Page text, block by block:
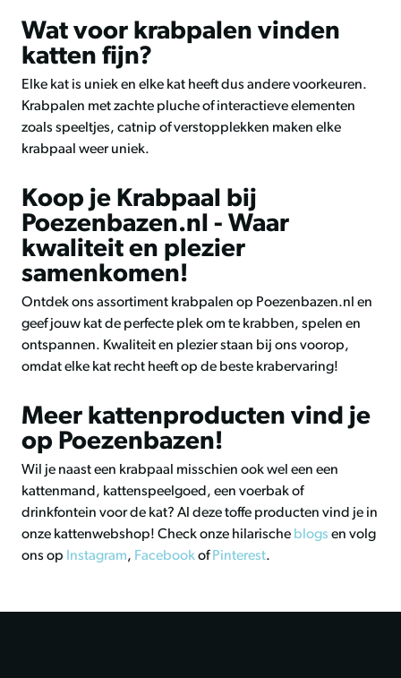
Wat voor krabpalen vinden
katten fijn?
Elke kat is uniek en elke kat heeft dus andere voorkeuren.
Krabpalen met zachte pluche of interactieve elementen
zoals speeltjes, catnip of verstopplekken maken elke
krabpaal weer uniek.
Koop je Krabpaal bij
Poezenbazen.nl - Waar
kwaliteit en plezier
samenkomen!
Ontdek ons assortiment krabpalen op Poezenbazen.nl en
geef jouw kat de perfecte plek om te krabben, spelen en
ontspannen. Kwaliteit en plezier staan bij ons voorop,
omdat elke kat recht heeft op de beste krabervaring!
Meer kattenproducten vind je
op Poezenbazen!
Wil je naast een krabpaal misschien ook wel een een
kattenmand, kattenspeelgoed, een voerbak of
drinkfontein voor de kat? Al deze toffe producten vind je in
onze kattenwebshop! Check onze hilarische blogs en volg
ons op Instagram, Facebookof Pinterest.